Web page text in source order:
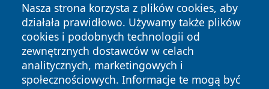
Nasza strona korzysta z plików cookies, aby
działała prawidłowo. Używamy także plików
cookies i podobnych technologii od
zewnętrznych dostawców w celach
analitycznych, marketingowych i
społecznościowych. Informacje te mogą być
Copyright © 2026 raciborski24.pl Wszystkie prawa
zastrzeżone.